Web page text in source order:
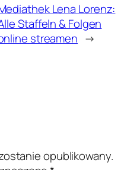
Lena Lorenz:
Staffeln & Folgen
streamen →
opublikowany.